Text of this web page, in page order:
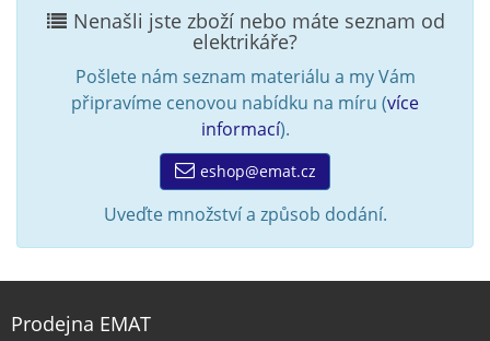
Nenašli jste zboží nebo máte seznam od
elektrikáře?
Pošlete nám seznam materiálu a my Vám
připravíme cenovou nabídku na míru (více
informací).
eshop@emat.cz
Uveďte množství a způsob dodání.
Prodejna EMAT